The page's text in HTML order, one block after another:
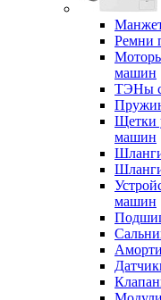
Ремни
машин
ТЭНы
Щетки
машин
машин